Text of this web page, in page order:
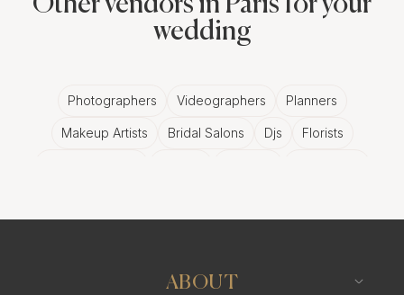
Other vendors in Paris for your
wedding
Photographers Videographers Planners
Makeup Artists Bridal Salons Djs Florists
ABOUT